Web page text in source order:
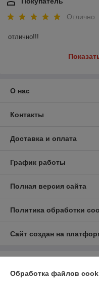
Отлично
отлично!!!
О нас
Контакты
Доставка и оплата
График работы
Полная версия сайта
Политика обработки
Сайт создан на
Обработка файлов